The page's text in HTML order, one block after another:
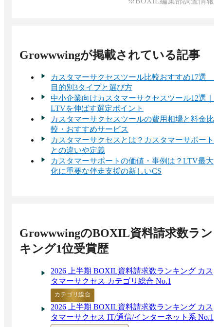
Growwwingが掲載されている記事
カスタマーサクセスツール比較おすすめ17選
目的別3タイプと選び方
中小企業向けカスタマーサクセスツール12選｜
LTVを伸ばす選定ポイント
カスタマーサクセスツールの費用相場と料金比
較・おすすめサービス
カスタマーサクセスとは？カスタマーサポート
との違いや定義
カスタマーサポートの価値・事例は？LTV最大
化に重要な伴走支援の新しいCS
GrowwwingのBOXIL資料請求数ラン
キング1位受賞歴
2026 上半期 BOXIL資料請求数ランキング カス
タマーサクセス カテゴリ総合 No.1
カテゴリ総合
2026 上半期 BOXIL資料請求数ランキング カス
タマーサクセス IT/通信/インターネット系 No.1